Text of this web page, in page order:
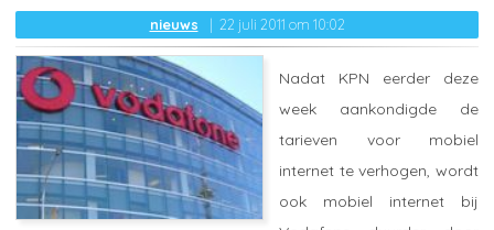
nieuws 22 juli 2011 om 10:02
Nadat KPN eerder deze
week aankondigde de
tarieven voor mobiel
internet te verhogen, wordt
ook mobiel internet bij